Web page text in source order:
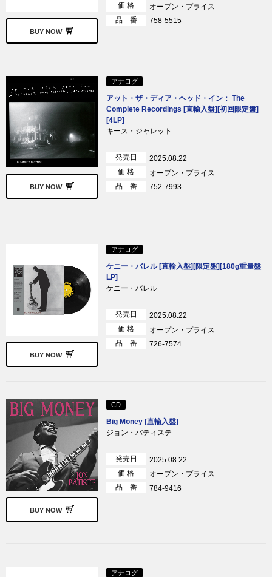
BUY NOW
価 格
オープン・プライス
品 番
758-5515
BUY NOW
アナログ
アット・ザ・ディア・ヘッド・イン： The
Complete Recordings [直輸入盤][初回限定盤]
[4LP]
キース・ジャレット
発売日
2025.08.22
価 格
オープン・プライス
品 番
752-7993
BUY NOW
アナログ
ケニー・バレル [直輸入盤][限定盤][180g重量盤
LP]
ケニー・バレル
発売日
2025.08.22
価 格
オープン・プライス
品 番
726-7574
BUY NOW
CD
Big Money [直輸入盤]
ジョン・バティステ
発売日
2025.08.22
価 格
オープン・プライス
品 番
784-9416
アナログ